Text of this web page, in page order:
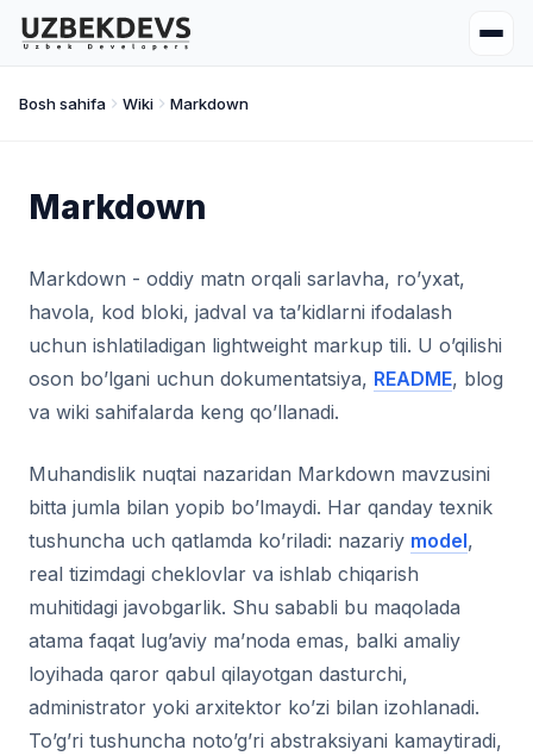
Bosh sahifa Wiki Markdown
Markdown
Markdown - oddiy matn orqali sarlavha, ro’yxat,
havola, kod bloki, jadval va ta’kidlarni ifodalash
uchun ishlatiladigan lightweight markup tili. U o’qilishi
oson bo’lgani uchun dokumentatsiya, README, blog
va wiki sahifalarda keng qo’llanadi.
Muhandislik nuqtai nazaridan Markdown mavzusini
bitta jumla bilan yopib bo’lmaydi. Har qanday texnik
tushuncha uch qatlamda ko’riladi: nazariy model,
real tizimdagi cheklovlar va ishlab chiqarish
muhitidagi javobgarlik. Shu sababli bu maqolada
atama faqat lug’aviy ma’noda emas, balki amaliy
loyihada qaror qabul qilayotgan dasturchi,
administrator yoki arxitektor ko’zi bilan izohlanadi.
To’g’ri tushuncha noto’g’ri abstraksiyani kamaytiradi,